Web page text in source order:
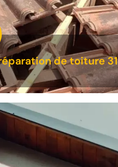
de toiture 31